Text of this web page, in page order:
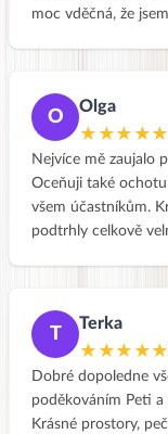
moc vděčná, že
O
Olga
★★★★★
Nejvíce mě zaujalo
Oceňuji také
všem účastníkům.
podtrhly celkově
T
Terka
★★★★★
Dobré dopoledne
poděkováním Peti
Krásné prostory,